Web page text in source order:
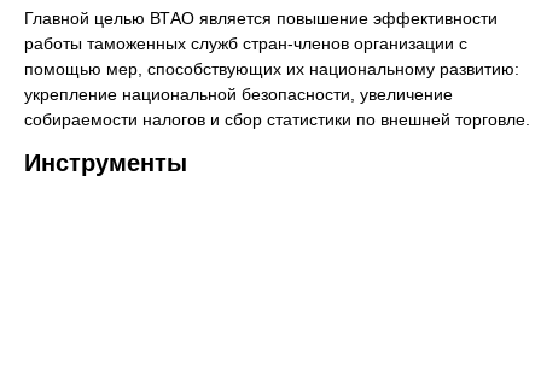
Главной целью ВТАО является повышение эффективности
работы таможенных служб стран-членов организации с
помощью мер, способствующих их национальному развитию:
укрепление национальной безопасности, увеличение
собираемости налогов и сбор статистики по внешней торговле.
Инструменты